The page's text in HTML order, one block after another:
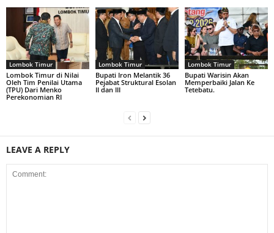
Lombok Timur
Lombok Timur di Nilai
Oleh Tim Penilai Utama
(TPU) Dari Menko
Perekonomian RI
Lombok Timur
Bupati Iron Melantik 36
Pejabat Struktural Esolan
II dan III
Lombok Timur
Bupati Warisin Akan
Memperbaiki Jalan Ke
Tetebatu.
LEAVE A REPLY